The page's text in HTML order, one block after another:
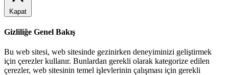
Kapat
Gizliliğe Genel Bakış
Bu web sitesi, web sitesinde gezinirken deneyiminizi geliştirmek
için çerezler kullanır. Bunlardan gerekli olarak kategorize edilen
çerezler, web sitesinin temel işlevlerinin çalışması için gerekli